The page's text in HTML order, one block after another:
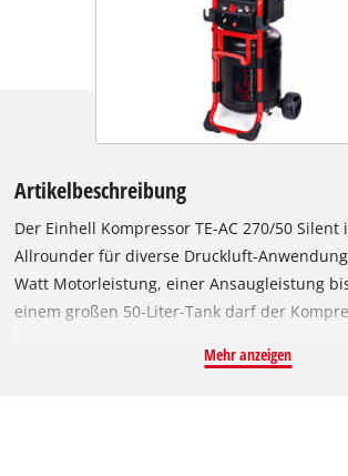
Artikelbeschreibung
Der Einhell Kompressor TE-AC 270/50
Allrounder für diverse Druckluft-
Watt Motorleistung, einer Ansaugleistung
einem großen 50-Liter-Tank darf der
lässt sich der Luftdruck bis max. 10 bar für
Mehr anzeigen